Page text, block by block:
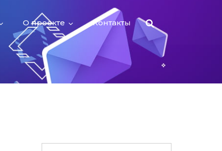
О проекте Контакты